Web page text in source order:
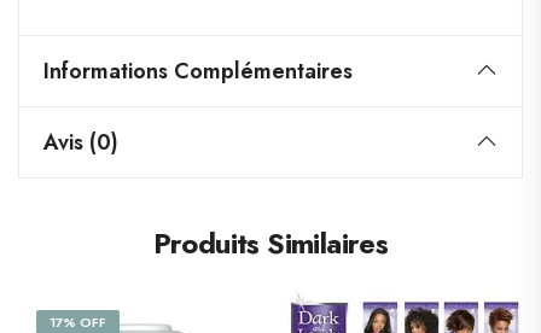
Informations Complémentaires
Avis (0)
Produits Similaires
17% OFF